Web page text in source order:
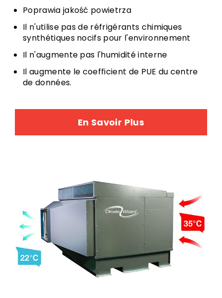
Poprawia jakość powietrza
Il n'utilise pas de réfrigérants chimiques
synthétiques nocifs pour l'environnement
Il n'augmente pas l'humidité interne
Il augmente le coefficient de PUE du centre
de données.
En Savoir Plus